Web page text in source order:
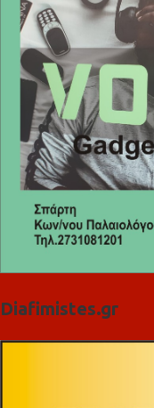
Diafimistes.gr